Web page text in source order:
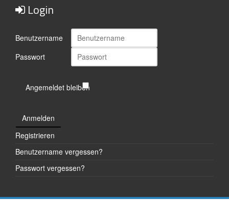
Login
Benutzername
Passwort
Angemeldet bleiben
Anmelden
Registrieren
Benutzername vergessen?
Passwort vergessen?